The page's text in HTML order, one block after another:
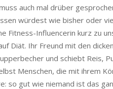
auch mal drüber
würdest wie bisher oder
Fitness-Influencerin kurz zu
Diät. Ihr Freund mit den
und schiebt Reis,
Menschen, die mit ihrem
so gut wie niemand ist das